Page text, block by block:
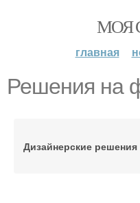
МОЯ
главная
Решения на
Дизайнерские решения